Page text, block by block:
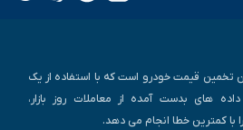
تخمین قیمت خودرو است که با استفاده از یک
های بدست آمده از معاملات روز بازار،
با کمترین خطا انجام می دهد.